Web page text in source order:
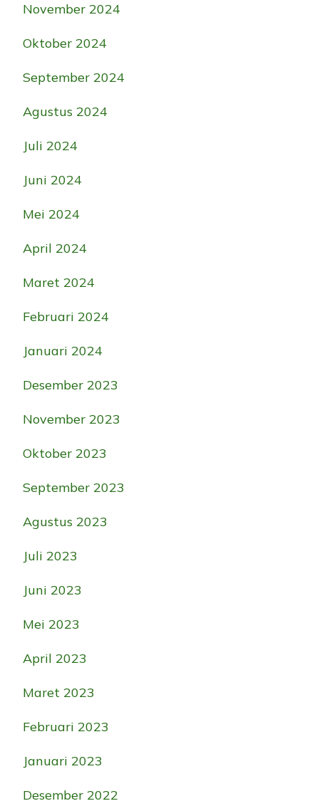
November 2024
Oktober 2024
September 2024
Agustus 2024
Juli 2024
Juni 2024
Mei 2024
April 2024
Maret 2024
Februari 2024
Januari 2024
Desember 2023
November 2023
Oktober 2023
September 2023
Agustus 2023
Juli 2023
Juni 2023
Mei 2023
April 2023
Maret 2023
Februari 2023
Januari 2023
Desember 2022